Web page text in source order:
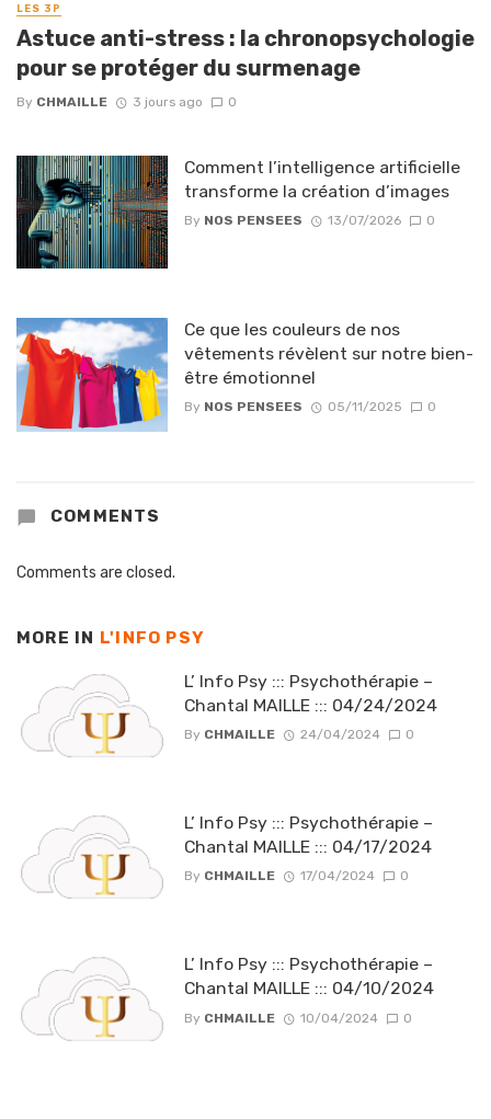
LES 3P
Astuce anti-stress : la chronopsychologie
pour se protéger du surmenage
By CHMAILLE 3 jours ago 0
Comment l’intelligence artificielle
transforme la création d’images
By NOS PENSEES 13/07/2026 0
Ce que les couleurs de nos
vêtements révèlent sur notre bien-
être émotionnel
By NOS PENSEES 05/11/2025 0
COMMENTS
Comments are closed.
MORE IN L'INFO PSY
L’ Info Psy ::: Psychothérapie –
Chantal MAILLE ::: 04/24/2024
By CHMAILLE 24/04/2024 0
L’ Info Psy ::: Psychothérapie –
Chantal MAILLE ::: 04/17/2024
By CHMAILLE 17/04/2024 0
L’ Info Psy ::: Psychothérapie –
Chantal MAILLE ::: 04/10/2024
By CHMAILLE 10/04/2024 0